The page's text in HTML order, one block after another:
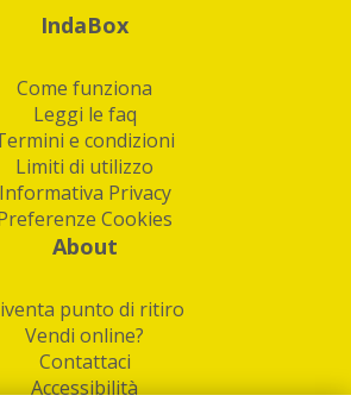
IndaBox
Come funziona
Leggi le faq
e condizioni
Limiti di utilizzo
Informativa Privacy
Cookies
About
punto di ritiro
Vendi online?
Contattaci
Accessibilità